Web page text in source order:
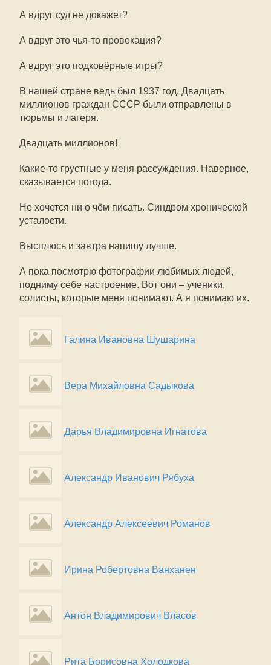
А вдруг суд не докажет?
А вдруг это чья-то провокация?
А вдруг это подковёрные игры?
В нашей стране ведь был 1937 год. Двадцать
миллионов граждан СССР были отправлены в
тюрьмы и лагеря.
Двадцать миллионов!
Какие-то грустные у меня рассуждения. Наверное,
сказывается погода.
Не хочется ни о чём писать. Синдром хронической
усталости.
Высплюсь и завтра напишу лучше.
А пока посмотрю фотографии любимых людей,
подниму себе настроение. Вот они – ученики,
солисты, которые меня понимают. А я понимаю их.
Галина Ивановна Шушарина
Вера Михайловна Садыкова
Дарья Владимировна Игнатова
Александр Иванович Рябуха
Александр Алексеевич Романов
Ирина Робертовна Ванханен
Антон Владимирович Власов
Рита Борисовна Холодкова